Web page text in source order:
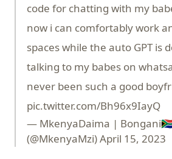
code for chatting with my
now i can comfortably work
spaces while the auto GPT is
talking to my babes on
never been such a good
pic.twitter.com/Bh96x9IayQ
— MkenyaDaima |
(@MkenyaMzi)April 15, 2023